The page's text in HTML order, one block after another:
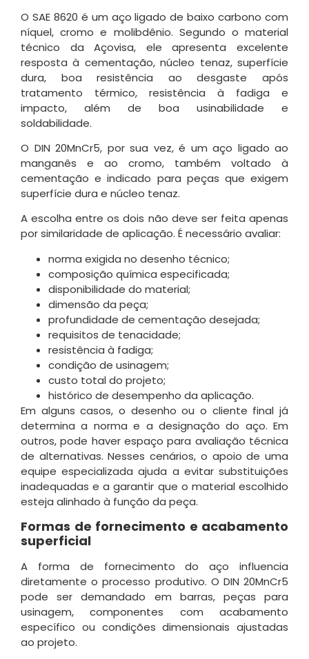
O SAE 8620 é um aço ligado de baixo carbono com
níquel, cromo e molibdênio. Segundo o material
técnico da Açovisa, ele apresenta excelente
resposta à cementação, núcleo tenaz, superfície
dura, boa resistência ao desgaste após
tratamento térmico, resistência à fadiga e
impacto, além de boa usinabilidade e
soldabilidade.
O DIN 20MnCr5, por sua vez, é um aço ligado ao
manganês e ao cromo, também voltado à
cementação e indicado para peças que exigem
superfície dura e núcleo tenaz.
A escolha entre os dois não deve ser feita apenas
por similaridade de aplicação. É necessário avaliar:
norma exigida no desenho técnico;
composição química especificada;
disponibilidade do material;
dimensão da peça;
profundidade de cementação desejada;
requisitos de tenacidade;
resistência à fadiga;
condição de usinagem;
custo total do projeto;
histórico de desempenho da aplicação.
Em alguns casos, o desenho ou o cliente final já
determina a norma e a designação do aço. Em
outros, pode haver espaço para avaliação técnica
de alternativas. Nesses cenários, o apoio de uma
equipe especializada ajuda a evitar substituições
inadequadas e a garantir que o material escolhido
esteja alinhado à função da peça.
Formas de fornecimento e acabamento
superficial
A forma de fornecimento do aço influencia
diretamente o processo produtivo. O DIN 20MnCr5
pode ser demandado em barras, peças para
usinagem, componentes com acabamento
específico ou condições dimensionais ajustadas
ao projeto.